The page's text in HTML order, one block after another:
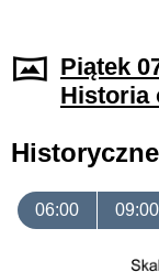
Piątek
Historia
06:00 09:00